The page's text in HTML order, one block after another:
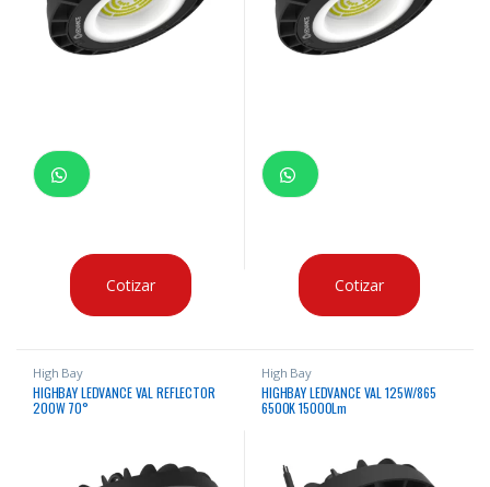
Cotizar Cotizar
High Bay
HIGHBAY LEDVANCE VAL REFLECTOR
200W 70°
High Bay
HIGHBAY LEDVANCE VAL 125W/865
6500K 15000Lm